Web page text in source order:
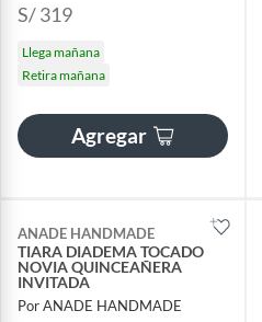
S/ 319
Llega mañana
Retira mañana
Agregar
ANADE HANDMADE
TIARA DIADEMA TOCADO
NOVIA QUINCEAÑERA
INVITADA
Por ANADE HANDMADE